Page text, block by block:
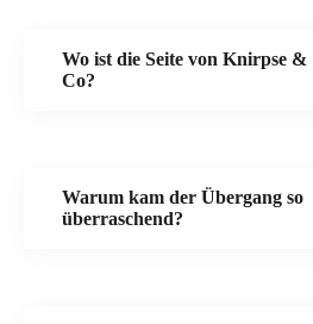
Wo ist die Seite von Knirpse &
Co?
Warum kam der Übergang so
überraschend?